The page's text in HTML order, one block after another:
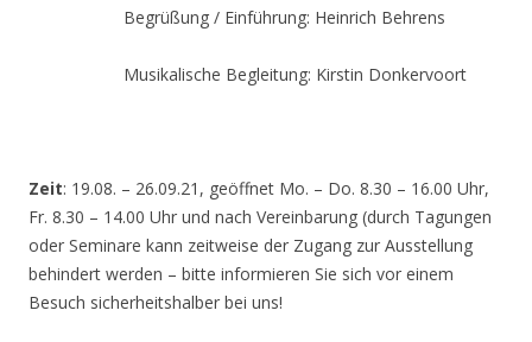
Begrüßung / Einführung: Heinrich Behrens
Musikalische Begleitung: Kirstin Donkervoort
Zeit: 19.08. – 26.09.21, geöffnet Mo. – Do. 8.30 – 16.00 Uhr,
Fr. 8.30 – 14.00 Uhr und nach Vereinbarung (durch Tagungen
oder Seminare kann zeitweise der Zugang zur Ausstellung
behindert werden – bitte informieren Sie sich vor einem
Besuch sicherheitshalber bei uns!